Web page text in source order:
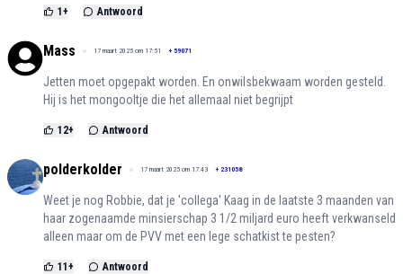
1+ Antwoord
Mass 17 maart 2025 om 17:51 + 59071
Jetten moet opgepakt worden. En onwilsbekwaam worden gesteld.
Hij is het mongooltje die het allemaal niet begrijpt
12+ Antwoord
polderkolder 17 maart 2025 om 17:43 + 231058
Weet je nog Robbie, dat je 'collega' Kaag in de laatste 3 maanden van
haar zogenaamde minsierschap 3 1/2 miljard euro heeft verkwanseld
alleen maar om de PVV met een lege schatkist te pesten?
11+ Antwoord